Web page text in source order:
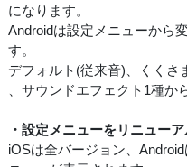
になります。
Androidは設定メニューから
す。
デフォルト(従来音)、くくさ
、サウンドエフェクト1種か
・設定メニューをリニューア
iOSは全バージョン、